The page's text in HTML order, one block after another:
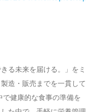
る未来を届ける。」をミ
造・販売までを一貫して
で健康的な食事の準備を